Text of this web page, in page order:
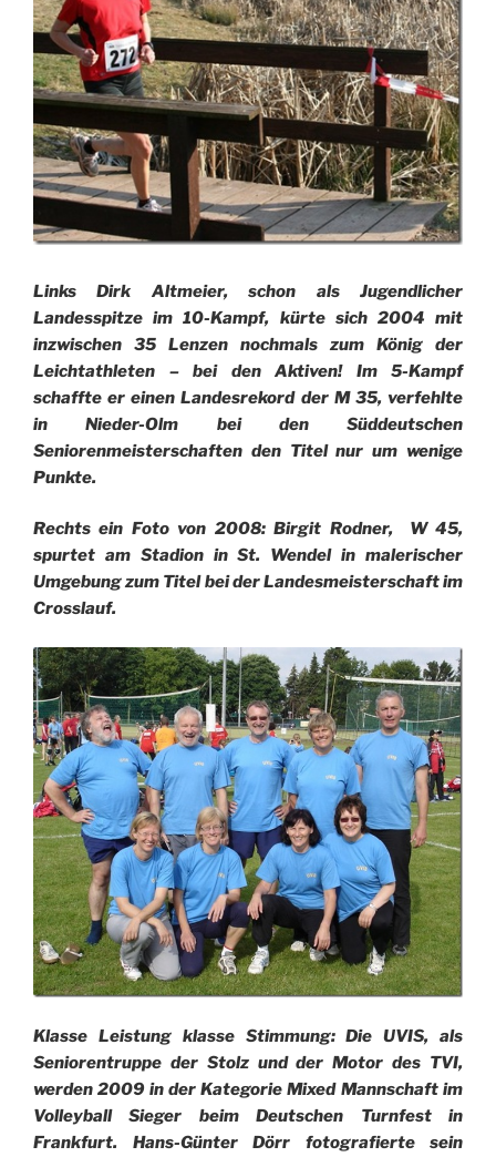
Links Dirk Altmeier, schon als Jugendlicher
Landesspitze im 10-Kampf, kürte sich 2004 mit
inzwischen 35 Lenzen nochmals zum König der
Leichtathleten – bei den Aktiven! Im 5-Kampf
schaffte er einen Landesrekord der M 35, verfehlte
in Nieder-Olm bei den Süddeutschen
Seniorenmeisterschaften den Titel nur um wenige
Punkte.
Rechts ein Foto von 2008: Birgit Rodner, W 45,
spurtet am Stadion in St. Wendel in malerischer
Umgebung zum Titel bei der Landesmeisterschaft im
Crosslauf.
Klasse Leistung klasse Stimmung: Die UVIS, als
Seniorentruppe der Stolz und der Motor des TVI,
werden 2009 in der Kategorie Mixed Mannschaft im
Volleyball Sieger beim Deutschen Turnfest in
Frankfurt. Hans-Günter Dörr fotografierte sein